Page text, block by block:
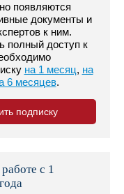
появляются
документы и
к ним.
полный доступ к
на 1 месяц, на
6 месяцев.
подписку
с 1